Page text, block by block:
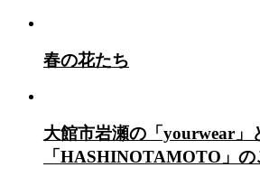
春の花たち
大館市岩瀬の「yourwear」
「HASHINOTAMOTO」の